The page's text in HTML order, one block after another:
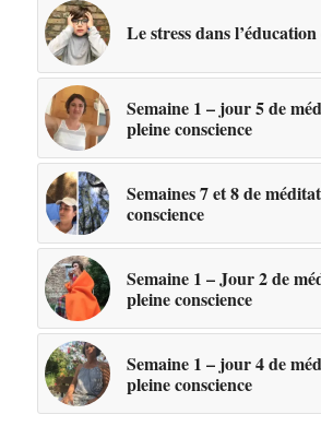
Le stress dans
Semaine 1 – jour 5 de
pleine conscience
Semaines 7 et 8 de
conscience
Semaine 1 – Jour 2 de
pleine conscience
Semaine 1 – jour 4 de
pleine conscience